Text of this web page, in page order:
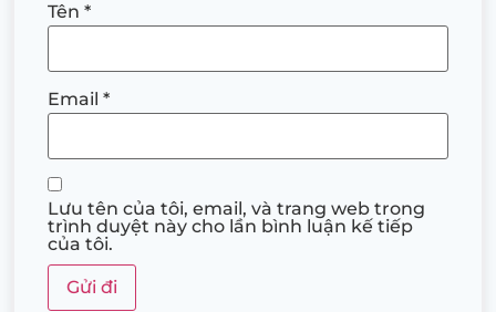
Tên *
Email *
Lưu tên của tôi, email, và trang web trong
trình duyệt này cho lần bình luận kế tiếp
của tôi.